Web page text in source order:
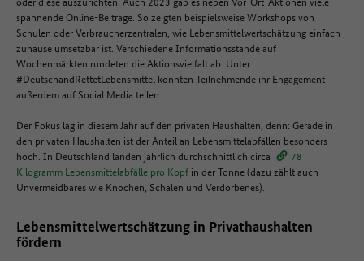
spannende Online-Beiträge. So zeigten beispielsweise Workshops von
Schulen oder Verbraucherzentralen, wie Lebensmittelwertschätzung einfach
zuhause umsetzbar ist. Verschiedene Informationsstände auf
Wochenmärkten rundeten die Aktionsvielfalt ab. Unter
#DeutschandRettetLebensmittel konnten Teilnehmende ihr Engagement
außerdem auf Social Media teilen.
Der Fokus lag in diesem Jahr auf den privaten Haushalten, denn: Gerade in
den privaten Haushalten ist der Anteil an Lebensmittelabfällen besonders
hoch. In Deutschland landen jährlich durchschnittlich circa
78
Kilogramm Lebensmittelabfälle pro Kopf in der Tonne (dazu zählt auch
Unvermeidbares wie Knochen, Schalen und Verdorbenes).
Lebensmittelwertschätzung in Privathaushalten
fördern